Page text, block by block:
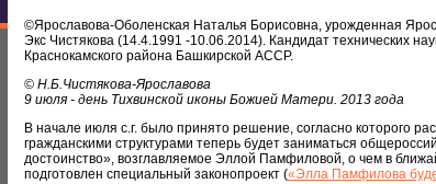
©Ярославова-Оболенская Наталья Борисовна, урожденная
Экс Чистякова (14.4.1991 -10.06.2014). Кандидат технических
Краснокамского района Башкирской АССР.
© Н.Б.Чистякова-Ярославова
9 июля - день Тихвинской иконы Божией Матери. 2013 года
В начале июля с.г. было принято решение, согласно которого
гражданскими структурами теперь будет заниматься
достоинство», возглавляемое Эллой Памфиловой, о чем в
подготовлен специальный законопроект («Элла Памфилова